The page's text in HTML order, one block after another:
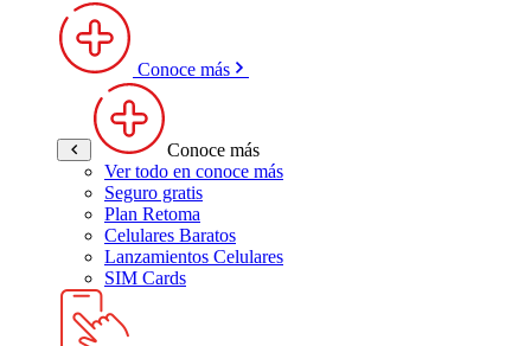
Conoce más
Conoce más
Ver todo en conoce más
Seguro gratis
Plan Retoma
Celulares Baratos
Lanzamientos Celulares
SIM Cards